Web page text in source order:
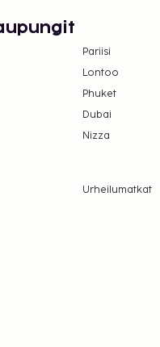
Pariisi
Lontoo
Phuket
Dubai
Nizza
Urheilumatkat